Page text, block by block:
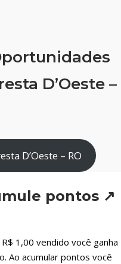
D’Oeste –
D’Oeste – RO
pontos ↗
R$ 1,00 vendido você ganha
Ao acumular pontos você